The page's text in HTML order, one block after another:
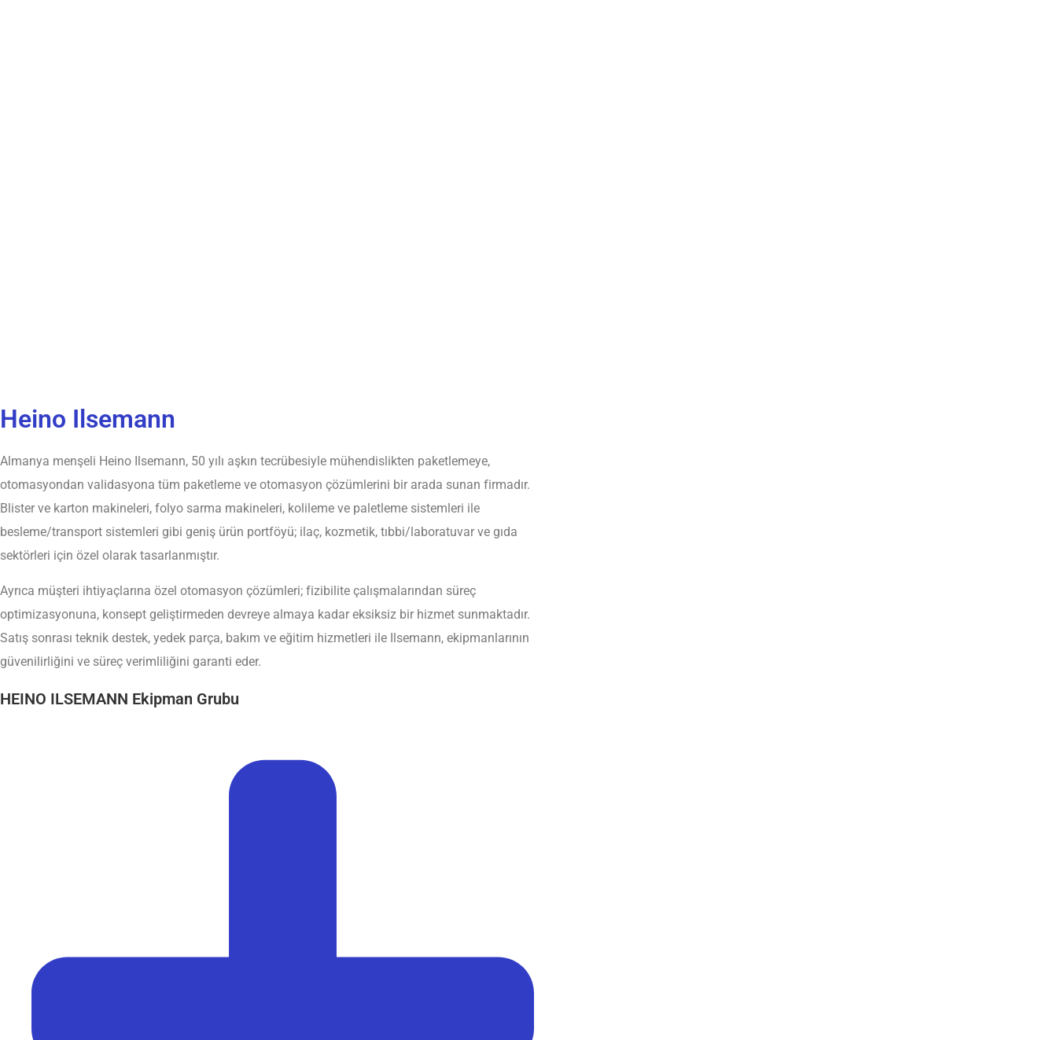
Heino Ilsemann
Almanya menşeli Heino Ilsemann, 50 yılı aşkın tecrübesiyle mühendislikten paketlemeye,
otomasyondan validasyona tüm paketleme ve otomasyon çözümlerini bir arada sunan firmadır.
Blister ve karton makineleri, folyo sarma makineleri, kolileme ve paletleme sistemleri ile
besleme/transport sistemleri gibi geniş ürün portföyü; ilaç, kozmetik, tıbbi/laboratuvar ve gıda
sektörleri için özel olarak tasarlanmıştır.
Ayrıca müşteri ihtiyaçlarına özel otomasyon çözümleri; fizibilite çalışmalarından süreç
optimizasyonuna, konsept geliştirmeden devreye almaya kadar eksiksiz bir hizmet sunmaktadır.
Satış sonrası teknik destek, yedek parça, bakım ve eğitim hizmetleri ile Ilsemann, ekipmanlarının
güvenilirliğini ve süreç verimliliğini garanti eder.
HEINO ILSEMANN Ekipman Grubu